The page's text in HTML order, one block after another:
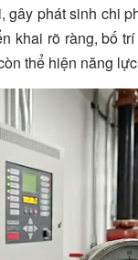
phát sinh chi
khai rõ ràng, bố
thể hiện năng